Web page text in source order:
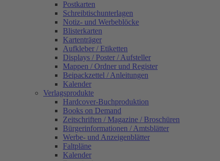
Postkarten
Schreibtischunterlagen
Notiz- und Werbeblöcke
Blisterkarten
Kartenträger
Aufkleber / Etiketten
Displays / Poster / Aufsteller
Mappen / Ordner und Register
Beipackzettel / Anleitungen
Kalender
Verlagsprodukte
Hardcover-Buchproduktion
Books on Demand
Zeitschriften / Magazine / Broschüren
Bürgerinformationen / Amtsblätter
Werbe- und Anzeigenblätter
Faltpläne
Kalender